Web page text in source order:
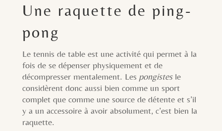
Une raquette de ping-
pong
Le tennis de table est une activité qui permet à la
fois de se dépenser physiquement et de
décompresser mentalement. Les pongistesle
considèrent donc aussi bien comme un sport
complet que comme une source de détente et s’il
y a un accessoire à avoir absolument, c’est bien la
raquette.